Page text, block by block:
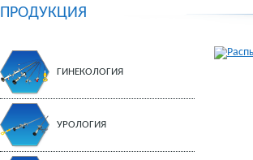
ПРОДУКЦИЯ
ГИНЕКОЛОГИЯ
УРОЛОГИЯ